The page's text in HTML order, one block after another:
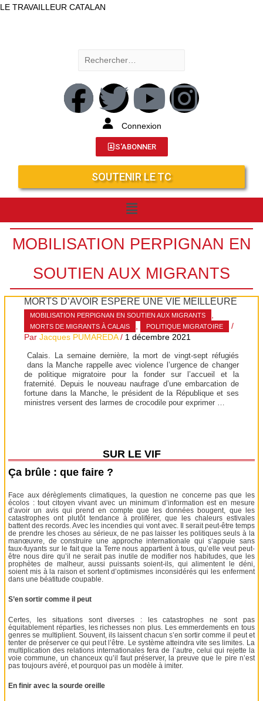
LE TRAVAILLEUR CATALAN
Connexion
S'ABONNER
SOUTENIR LE TC
MOBILISATION PERPIGNAN EN
SOUTIEN AUX MIGRANTS
MORTS D’AVOIR ESPÉRÉ UNE VIE MEILLEURE
MOBILISATION PERPIGNAN EN SOUTIEN AUX MIGRANTS ,
MORTS DE MIGRANTS À CALAIS , POLITIQUE MIGRATOIRE
/
ParJacques PUMAREDA / 1 décembre 2021
Calais. La semaine dernière, la mort de vingt-sept réfugiés
dans la Manche rappelle avec violence l’urgence de changer
de politique migratoire pour la fonder sur l’accueil et la
fraternité. Depuis le nouveau naufrage d’une embarcation de
fortune dans la Manche, le président de la République et ses
ministres versent des larmes de crocodile pour exprimer …
SUR LE VIF
Ça brûle : que faire ?
Face aux dérèglements climatiques, la question ne concerne pas que les
écolos : tout citoyen vivant avec un minimum d’information est en mesure
d’avoir un avis qui prend en compte que les données bougent, que les
catastrophes ont plutôt tendance à proliférer, que les chaleurs estivales
battent des records. Avec les incendies qui vont avec. Il serait peut-être temps
de prendre les choses au sérieux, de ne pas laisser les politiques seuls à la
manœuvre, de construire une approche internationale qui s’appuie sans
faux-fuyants sur le fait que la Terre nous appartient à tous, qu’elle veut peut-
être nous dire qu’il ne serait pas inutile de modifier nos habitudes, que les
prophètes de malheur, aussi puissants soient-ils, qui alimentent le déni,
soient mis à la raison et sortent d’optimismes inconsidérés qui les enferment
dans une béatitude coupable.
S’en sortir comme il peut
Certes, les situations sont diverses : les catastrophes ne sont pas
équitablement réparties, les richesses non plus. Les emmerdements en tous
genres se multiplient. Souvent, ils laissent chacun s’en sortir comme il peut et
tenter de préserver ce qui peut l’être. Le système atteindra vite ses limites. La
multiplication des relations internationales fera de l’autre, celui qui rejette la
voie commune, un chanceux qu’il faut préserver, la preuve que le pire n’est
pas toujours avéré, et pourquoi pas un modèle à imiter.
En finir avec la sourde oreille